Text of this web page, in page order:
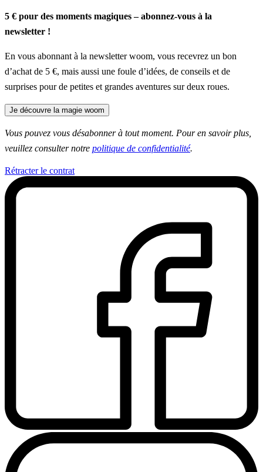
5 € pour des moments magiques – abonnez-vous à la
newsletter !
En vous abonnant à la newsletter woom, vous recevrez un bon
d’achat de 5 €, mais aussi une foule d’idées, de conseils et de
surprises pour de petites et grandes aventures sur deux roues.
Je découvre la magie woom
Vous pouvez vous désabonner à tout moment. Pour en savoir plus,
veuillez consulter notre politique de confidentialité.
Rétracter le contrat